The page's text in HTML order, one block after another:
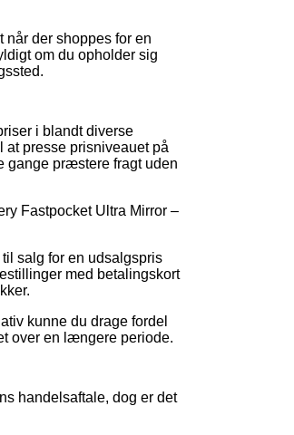
der shoppes for en
om du opholder sig
i blandt diverse
at presse prisniveauet på
gange præstere fragt uden
Fastpocket Ultra Mirror –
salg for en udsalgspris
med betalingskort
kunne du drage fordel
over en længere periode.
handelsaftale, dog er det